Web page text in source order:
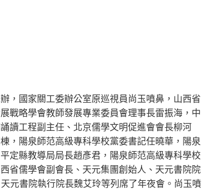
，國家關工委辦公室原巡視員尚玉噴鼻，山西省
戰略學會教師發展專業委員會理事長雷振海，中
讀工程副主任、北京儒學文明促進會會長柳河
，陽泉師范高級專科學校黨委書記任曉華，陽泉
定縣教導局局長趙彥君，陽泉師范高級專科學校
省儒學會副會長、天元集團創始人、天元書院院
元書院執行院長魏艾玲等列席了年夜會。尚玉噴